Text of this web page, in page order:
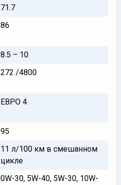
71.7
86
8.5 – 10
272 /4800
ЕВРО 4
95
11 л/100 км в смешанном
цикле
0W-30, 5W-40, 5W-30, 10W-